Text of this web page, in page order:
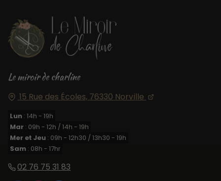
Le miroir de charline
15 Rue des Écoles, 76330 Norville
Lun : 14h - 19h
Mar : 09h - 12h / 14h - 19h
Mer et Jeu : 09h - 12h30 / 13h30 - 19h
Sam : 08h - 17hr
02 76 75 31 83